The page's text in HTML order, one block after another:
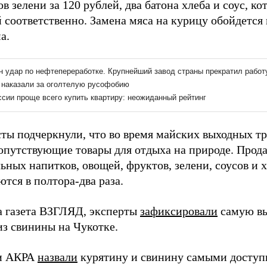
зелени за 120 рублей, два батона хлеба и соус,
соответственно. Замена мяса на курицу
подчеркнули, что во время майских выходных
товары для отдыха на природе.
напитков, овощей, фруктов, зелени, соусов и
в полтора-два раза.
газета ВЗГЛЯД, эксперты зафиксировали самую
свинины на Чукотке.
АКРА назвали курятину и свинину самыми